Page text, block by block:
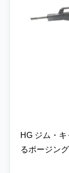
HG ジム・
るポージン